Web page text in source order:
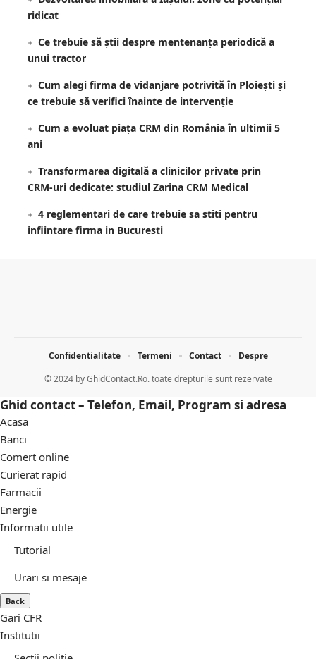
ridicat
Ce trebuie să știi despre mentenanța periodică a
unui tractor
Cum alegi firma de vidanjare potrivită în Ploiești și
ce trebuie să verifici înainte de intervenție
Cum a evoluat piața CRM din România în ultimii 5
ani
Transformarea digitală a clinicilor private prin
CRM-uri dedicate: studiul Zarina CRM Medical
4 reglementari de care trebuie sa stiti pentru
infiintare firma in Bucuresti
© 2024 byGhidContact.Ro. toate drepturile sunt rezervate
Confidentialitate Termeni Contact Despre
Ghid contact – Telefon, Email, Program si adresa
Acasa
Banci
Comert online
Curierat rapid
Farmacii
Energie
Informatii utile
Tutorial
Urari si mesaje
Back
Gari CFR
Institutii